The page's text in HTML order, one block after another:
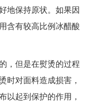
地保持原状。如果因
含有较高比例冰醋酸
，但是在熨烫的过程
时对面料造成损害，
以起到保护的作用，